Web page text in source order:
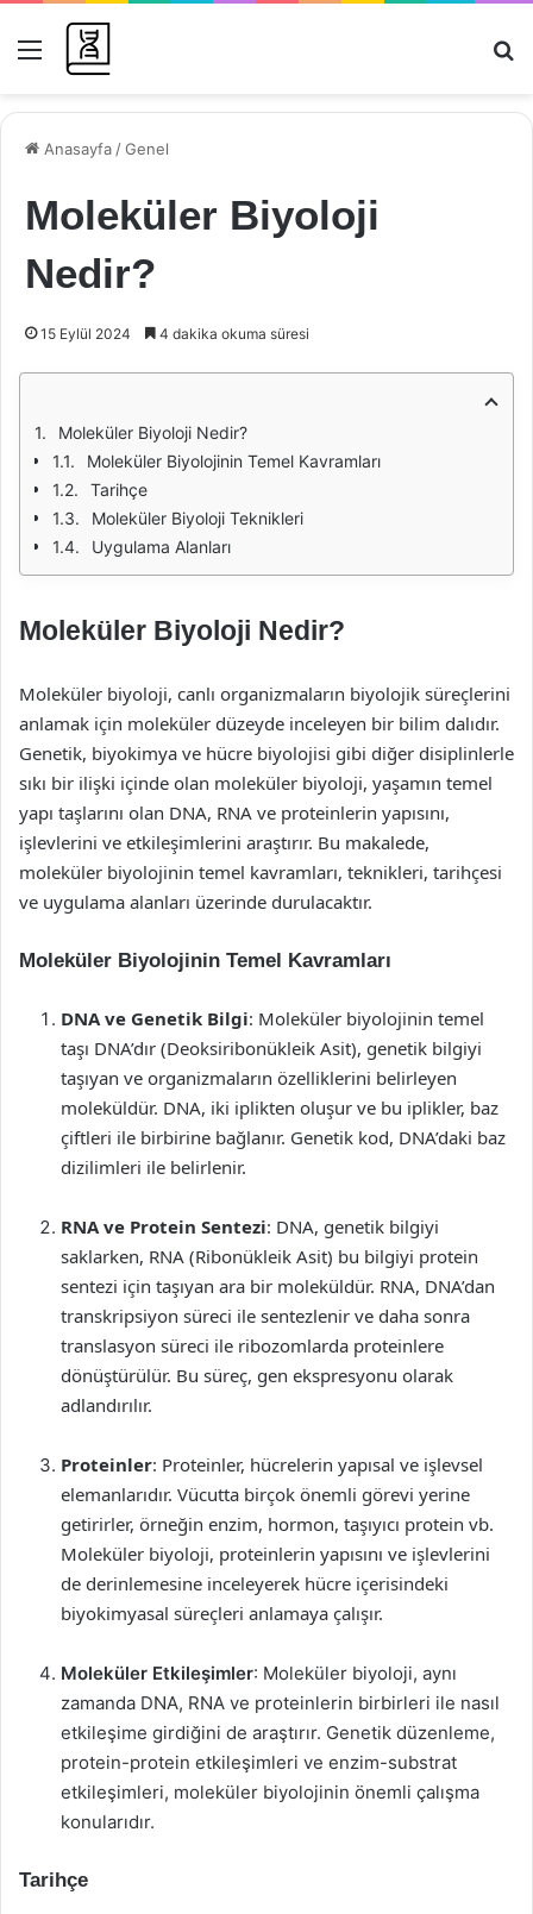
Menü
Anasayfa /Genel
Moleküler Biyoloji
Nedir?
15 Eylül 2024 4 dakika okuma süresi
Moleküler Biyoloji Nedir?
Moleküler Biyolojinin Temel Kavramları
Tarihçe
Moleküler Biyoloji Teknikleri
Uygulama Alanları
Moleküler Biyoloji Nedir?
Moleküler biyoloji, canlı organizmaların biyolojik süreçlerini
anlamak için moleküler düzeyde inceleyen bir bilim dalıdır.
Genetik, biyokimya ve hücre biyolojisi gibi diğer disiplinlerle
sıkı bir ilişki içinde olan moleküler biyoloji, yaşamın temel
yapı taşlarını olan DNA, RNA ve proteinlerin yapısını,
işlevlerini ve etkileşimlerini araştırır. Bu makalede,
moleküler biyolojinin temel kavramları, teknikleri, tarihçesi
ve uygulama alanları üzerinde durulacaktır.
Moleküler Biyolojinin Temel Kavramları
DNA ve Genetik Bilgi: Moleküler biyolojinin temel
taşı DNA’dır (Deoksiribonükleik Asit), genetik bilgiyi
taşıyan ve organizmaların özelliklerini belirleyen
moleküldür. DNA, iki iplikten oluşur ve bu iplikler, baz
çiftleri ile birbirine bağlanır. Genetik kod, DNA’daki baz
dizilimleri ile belirlenir.
RNA ve Protein Sentezi: DNA, genetik bilgiyi
saklarken, RNA (Ribonükleik Asit) bu bilgiyi protein
sentezi için taşıyan ara bir moleküldür. RNA, DNA’dan
transkripsiyon süreci ile sentezlenir ve daha sonra
translasyon süreci ile ribozomlarda proteinlere
dönüştürülür. Bu süreç, gen ekspresyonu olarak
adlandırılır.
Proteinler: Proteinler, hücrelerin yapısal ve işlevsel
elemanlarıdır. Vücutta birçok önemli görevi yerine
getirirler, örneğin enzim, hormon, taşıyıcı protein vb.
Moleküler biyoloji, proteinlerin yapısını ve işlevlerini
de derinlemesine inceleyerek hücre içerisindeki
biyokimyasal süreçleri anlamaya çalışır.
Moleküler Etkileşimler: Moleküler biyoloji, aynı
zamanda DNA, RNA ve proteinlerin birbirleri ile nasıl
etkileşime girdiğini de araştırır. Genetik düzenleme,
protein-protein etkileşimleri ve enzim-substrat
etkileşimleri, moleküler biyolojinin önemli çalışma
konularıdır.
Tarihçe